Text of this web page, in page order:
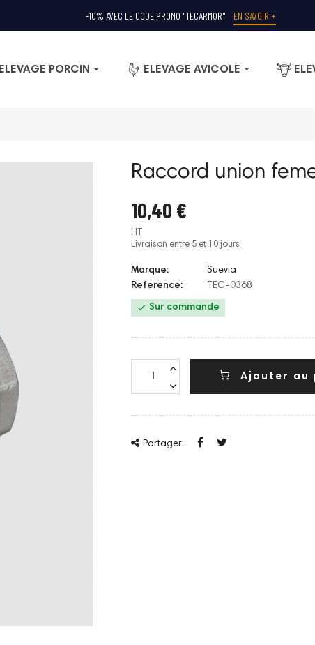
-10% AVEC LE CODE PROMO "TECARMOR" EN SAVOIR +
ELEVAGE PORCIN ELEVAGE AVICOLE
Raccord union
10,40 €
HT
Livraison entre 5 et 10 jours
Marque:
Suevia
Reference:
TEC-0368
 Sur commande
Ajouter au
Partager: